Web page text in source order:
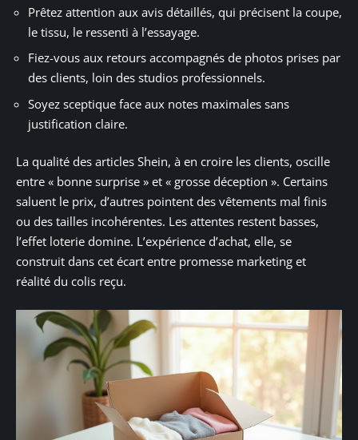
Prêtez attention aux avis détaillés, qui précisent la coupe,
le tissu, le ressenti à l’essayage.
Fiez-vous aux retours accompagnés de photos prises par
des clients, loin des studios professionnels.
Soyez sceptique face aux notes maximales sans
justification claire.
La qualité des articles Shein, à en croire les clients, oscille
entre « bonne surprise » et « grosse déception ». Certains
saluent le prix, d’autres pointent des vêtements mal finis
ou des tailles incohérentes. Les attentes restent basses,
l’effet loterie domine. L’expérience d’achat, elle, se
construit dans cet écart entre promesse marketing et
réalité du colis reçu.